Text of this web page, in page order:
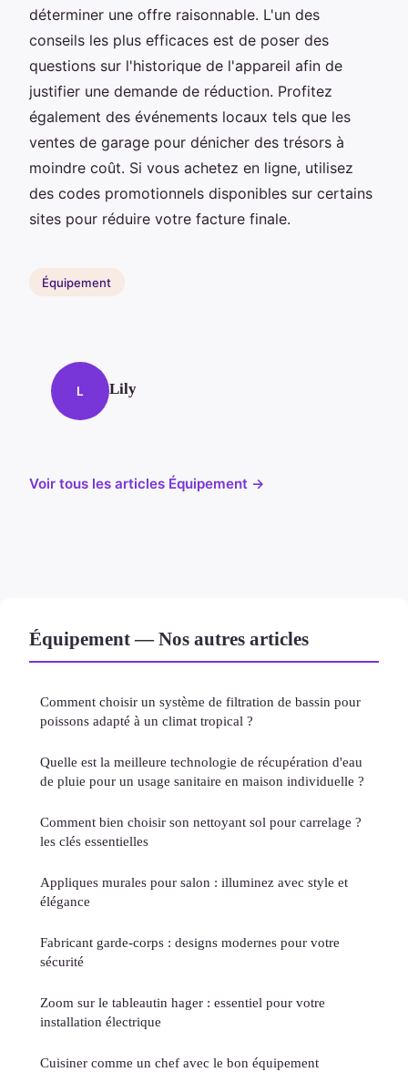
déterminer une offre raisonnable. L'un des
conseils les plus efficaces est de poser des
questions sur l'historique de l'appareil afin de
justifier une demande de réduction. Profitez
également des événements locaux tels que les
ventes de garage pour dénicher des trésors à
moindre coût. Si vous achetez en ligne, utilisez
des codes promotionnels disponibles sur certains
sites pour réduire votre facture finale.
Équipement
L Lily
Voir tous les articles Équipement →
Équipement — Nos autres articles
Comment choisir un système de filtration de bassin pour
poissons adapté à un climat tropical ?
Quelle est la meilleure technologie de récupération d'eau
de pluie pour un usage sanitaire en maison individuelle ?
Comment bien choisir son nettoyant sol pour carrelage ?
les clés essentielles
Appliques murales pour salon : illuminez avec style et
élégance
Fabricant garde-corps : designs modernes pour votre
sécurité
Zoom sur le tableautin hager : essentiel pour votre
installation électrique
Cuisiner comme un chef avec le bon équipement